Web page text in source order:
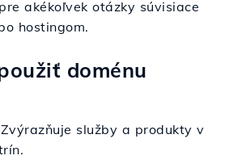
akékoľvek otázky súvisiace
hostingom.
doménu
služby a produkty v